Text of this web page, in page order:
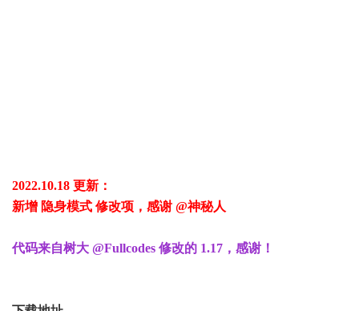
2022.10.18 更新：
新增 隐身模式 修改项，感谢 @神秘人
代码来自树大 @Fullcodes 修改的 1.17，感谢！